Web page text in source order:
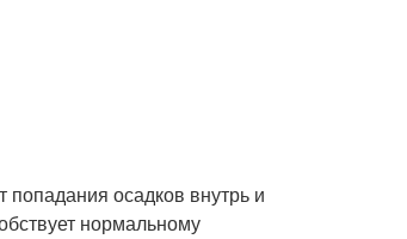
осадков внутрь и
нормальному